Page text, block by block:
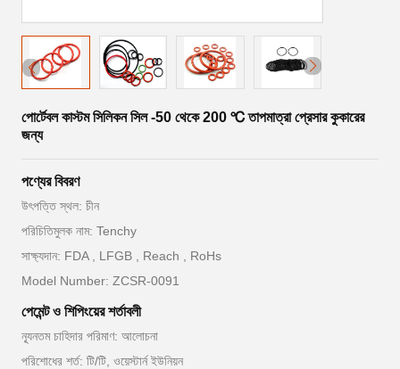
পোর্টেবল কাস্টম সিলিকন সিল -50 থেকে 200 ℃ তাপমাত্রা প্রেসার কুকারের
জন্য
পণ্যের বিবরণ
উৎপত্তি স্থল: চীন
পরিচিতিমুলক নাম: Tenchy
সাক্ষ্যদান: FDA , LFGB , Reach , RoHs
Model Number: ZCSR-0091
পেমেন্ট ও শিপিংয়ের শর্তাবলী
ন্যূনতম চাহিদার পরিমাণ: আলোচনা
পরিশোধের শর্ত: টি/টি, ওয়েস্টার্ন ইউনিয়ন